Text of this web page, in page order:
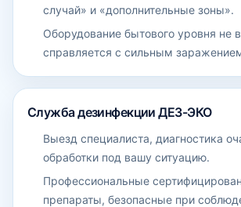
случай» и «дополнительные зоны».
Оборудование бытового уровня не
справляется с сильным
Служба дезинфекции ДЕЗ-ЭКО
Выезд специалиста, диагностика
обработки под вашу ситуацию.
Профессиональные
препараты, безопасные при